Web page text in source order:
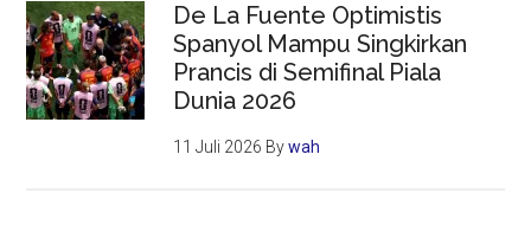
De La Fuente Optimistis
Spanyol Mampu Singkirkan
Prancis di Semifinal Piala
Dunia 2026
11 Juli 2026 Bywah